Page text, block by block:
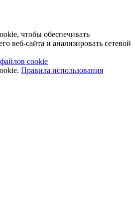
чтобы обеспечивать
веб-сайта и анализировать сетевой
cookie
Правила использования